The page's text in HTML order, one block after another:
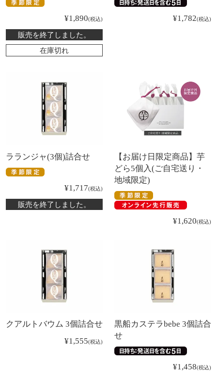
¥1,890 税込
販売を終了しました。
在庫切れ
¥1,782 税込
ラランジャ(3個)詰合せ
¥1,717 税込
販売を終了しました。
【お届け日限定商品】芋
どら5個入(ご自宅送り・
地域限定)
¥1,620 税込
クアルトバウム 3個詰合せ
¥1,555 税込
黒船カステラbebe 3個詰合
せ
¥1,458 税込